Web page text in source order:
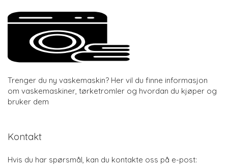
Trenger du ny vaskemaskin? Her vil du finne informasjon
om vaskemaskiner, tørketromler og hvordan du kjøper og
bruker dem
Kontakt
Hvis du har spørsmål, kan du kontakte oss på e-post: